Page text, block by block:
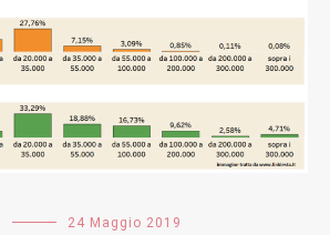
24 Maggio 2019